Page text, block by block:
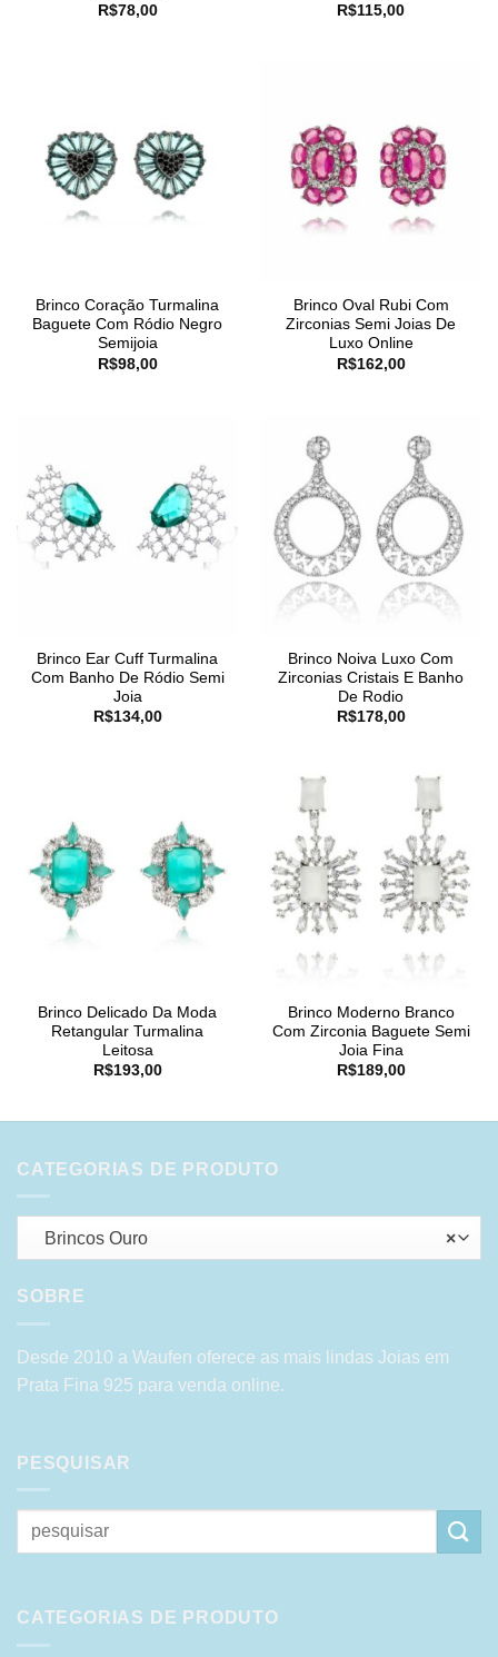
R$78,00
R$115,00
Brinco Coração Turmalina
Baguete Com Ródio Negro
Semijoia
R$98,00
Brinco Oval Rubi Com
Zirconias Semi Joias De
Luxo Online
R$162,00
Brinco Ear Cuff Turmalina
Com Banho De Ródio Semi
Joia
R$134,00
Brinco Noiva Luxo Com
Zirconias Cristais E Banho
De Rodio
R$178,00
Brinco Delicado Da Moda
Retangular Turmalina
Leitosa
R$193,00
Brinco Moderno Branco
Com Zirconia Baguete Semi
Joia Fina
R$189,00
CATEGORIAS DE PRODUTO
×
Brincos Ouro
SOBRE
Desde 2010 a Waufen oferece as mais lindas Joias em
Prata Fina 925 para venda online.
PESQUISAR
Pesquisar
por:
CATEGORIAS DE PRODUTO